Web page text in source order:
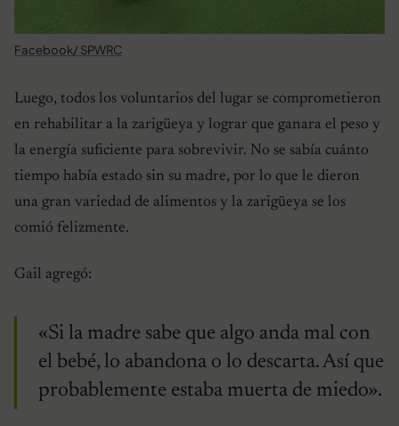
Facebook/ SPWRC
Luego, todos los voluntarios del lugar se comprometieron
en rehabilitar a la zarigüeya y lograr que ganara el peso y
la energía suficiente para sobrevivir. No se sabía cuánto
tiempo había estado sin su madre, por lo que le dieron
una gran variedad de alimentos y la zarigüeya se los
comió felizmente.
Gail agregó:
«Si la madre sabe que algo anda mal con
el bebé, lo abandona o lo descarta. Así que
probablemente estaba muerta de miedo».